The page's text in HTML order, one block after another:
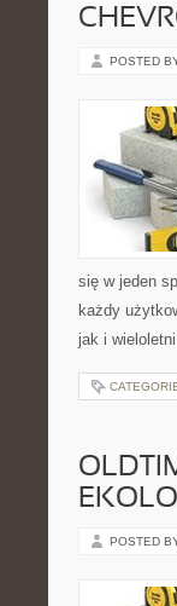
POSTED
się w jeden
każdy
jak i
POSTED